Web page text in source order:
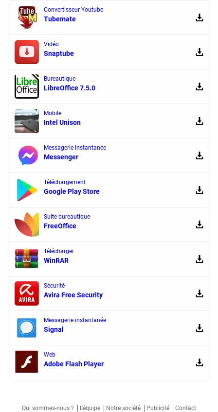
Convertisseur Youtube
Tubemate
Vidéo
Snaptube
Bureautique
LibreOffice 7.5.0
Mobile
Intel Unison
Messagerie instantanée
Messenger
Téléchargement
Google Play Store
Suite bureautique
FreeOffice
Télécharger
WinRAR
Sécurité
Avira Free Security
Messagerie instantanée
Signal
Web
Adobe Flash Player
Qui sommes-nous ? L'équipe Notre société Publicité Contact